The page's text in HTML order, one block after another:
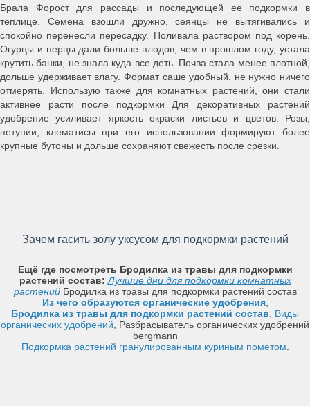
Брала Форост для рассады и последующей ее подкормки в
теплице. Семена взошли дружно, сеянцы не вытягивались и
спокойно перенесли пересадку. Поливала раствором под корень.
Огурцы и перцы дали больше плодов, чем в прошлом году, устала
крутить банки, не знала куда все деть. Почва стала менее плотной,
дольше удерживает влагу. Формат саше удобный, не нужно ничего
отмерять. Использую также для комнатных растений, они стали
активнее расти после подкормки Для декоративных растений
удобрение усиливает яркость окраски листьев и цветов. Розы,
петунии, клематисы при его использовании формируют более
крупные бутоны и дольше сохраняют свежесть после срезки.
Зачем гасить золу уксусом для подкормки растений
Ещё где посмотреть Бродилка из травы для подкормки
растений состав: Лучшие дни для подкормки комнатных
растенийБродилка из травы для подкормки растений состав
Из чего образуются органические удобрения,
Бродилка из травы для подкормки растений состав
Виды
органических удобрений , Разбрасыватель органических удобрений
bergmann
Подкормка растений гранулированным куриным пометом